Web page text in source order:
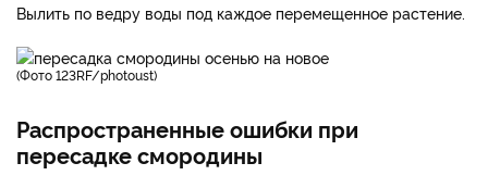
Вылить по ведру воды под каждое перемещенное растение.
(фото 123RF/photoust)
Распространенные ошибки при
пересадке смородины